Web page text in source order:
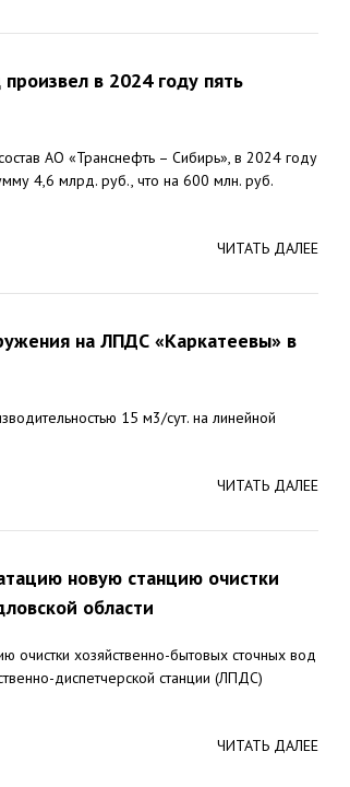
в 2024 году пять
АО «Транснефть – Сибирь», в 2024 году
4,6 млрд. руб., что на 600 млн. руб.
ЧИТАТЬ ДАЛЕЕ
на ЛПДС «Каркатеевы» в
15 м3/сут. на линейной
ЧИТАТЬ ДАЛЕЕ
новую станцию очистки
области
очистки хозяйственно-бытовых сточных вод
диспетчерской станции (ЛПДС)
ЧИТАТЬ ДАЛЕЕ